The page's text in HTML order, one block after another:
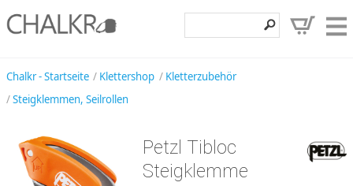
Angebote
Chalkr - Startseite Klettershop
Kletterzubehör
Steigklemmen, Seilrollen
Petzl Tibloc
Steigklemme